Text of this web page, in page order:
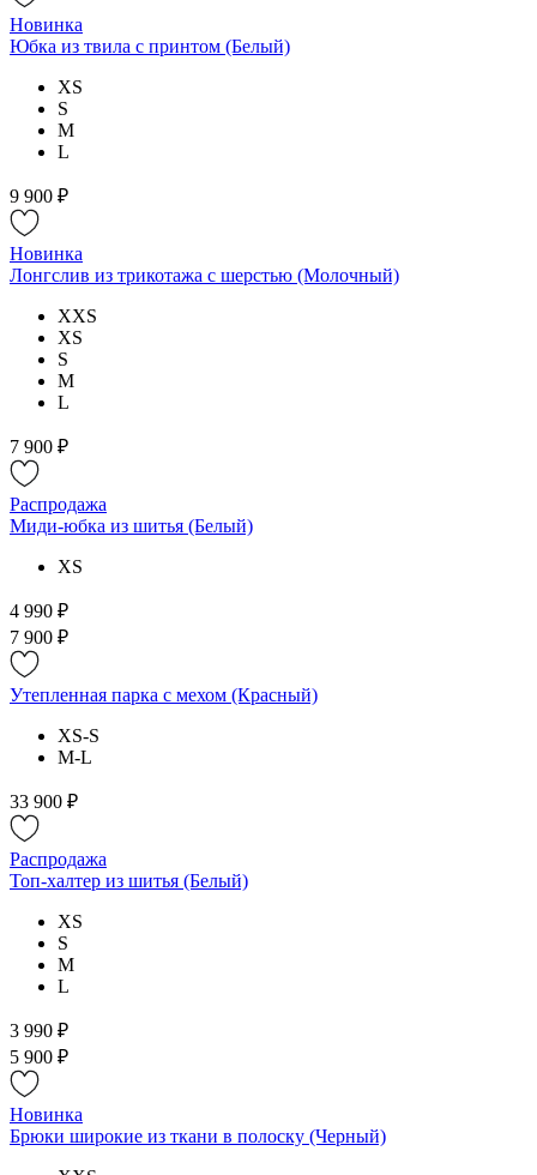
Новинка
Юбка из твила с принтом (Белый)
XS
S
M
L
9 900 ₽
Новинка
Лонгслив из трикотажа с шерстью (Молочный)
XXS
XS
S
M
L
7 900 ₽
Распродажа
Миди-юбка из шитья (Белый)
XS
4 990 ₽
7 900 ₽
Утепленная парка с мехом (Красный)
XS-S
M-L
33 900 ₽
Распродажа
Топ-халтер из шитья (Белый)
XS
S
M
L
3 990 ₽
5 900 ₽
Новинка
Брюки широкие из ткани в полоску (Черный)